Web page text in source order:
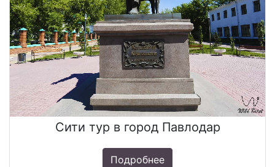
Сити тур в город Павлодар
Подробнее